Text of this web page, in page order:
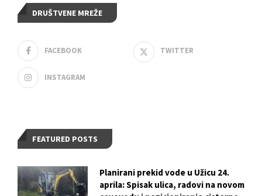
DRUŠTVENE MREŽE
FACEBOOK TWITTER
INSTAGRAM
FEATURED POSTS
Planirani prekid vode u Užicu 24.
aprila: Spisak ulica, radovi na novom